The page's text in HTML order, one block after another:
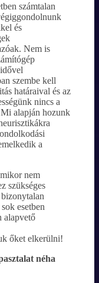
számtalan
és
Nem is
szembe kell
határaival és az
nincs a
alapján hozunk
a
nem
szükséges
esetben
alapvető
őket elkerülni!
néha